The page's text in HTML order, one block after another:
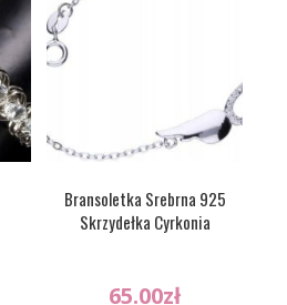
Bransoletka Srebrna 925
Skrzydełka Cyrkonia
65.00zł